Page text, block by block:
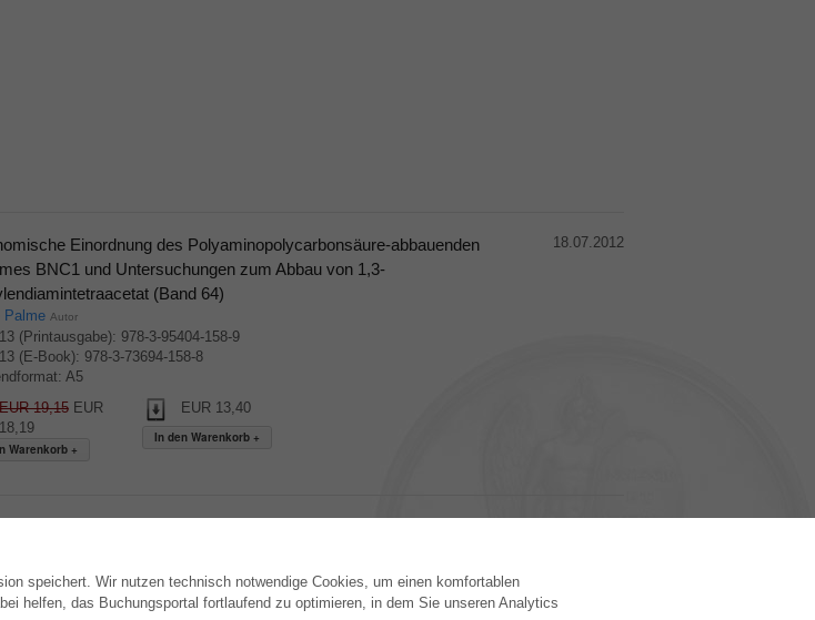
speichert. Wir nutzen technisch notwendige Cookies, um einen komfortablen
helfen, das Buchungsportal fortlaufend zu optimieren, in dem Sie unseren Analytics
Einordnung des Polyaminopolycarbonsäure-abbauenden
BNC1 und Untersuchungen zum Abbau von 1,3-
(Band 64)
Palme Autor
(Printausgabe): 978-3-95404-158-9
(E-Book): 978-3-73694-158-8
A5
19,15EUR
18,19
EUR 13,40
18.07.2012
AUTOR WERDEN VERLAG